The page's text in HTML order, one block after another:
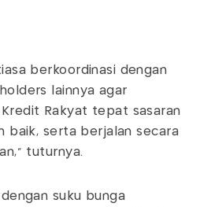
berkoordinasi dengan
lainnya agar
Rakyat tepat sasaran
baik, serta berjalan secara
tuturnya.
suku bunga